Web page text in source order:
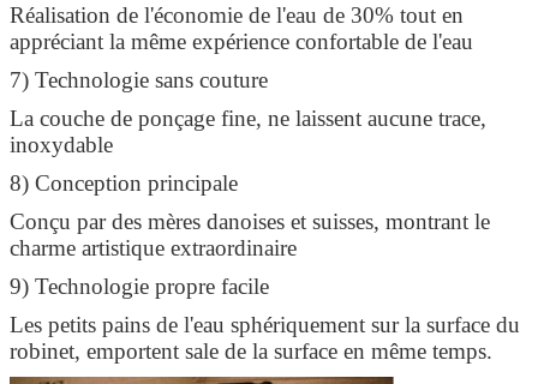
Réalisation de l'économie de l'eau de 30% tout en
appréciant la même expérience confortable de l'eau
7) Technologie sans couture
La couche de ponçage fine, ne laissent aucune trace,
inoxydable
8) Conception principale
Conçu par des mères danoises et suisses, montrant le
charme artistique extraordinaire
9) Technologie propre facile
Les petits pains de l'eau sphériquement sur la surface du
robinet, emportent sale de la surface en même temps.